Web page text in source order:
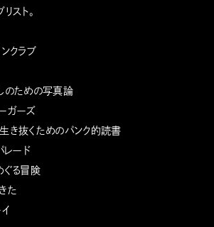
スト。
クラブ
のための写真論
ガーズ
き抜くためのパンク的読書
レード
ぐる冒険
た